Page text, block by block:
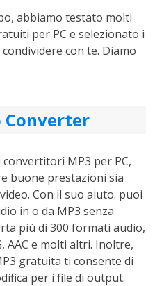
abbiamo testato molti
per PC e selezionato i
con te. Diamo
Converter
MP3 per PC,
buone prestazioni sia
Con il suo aiuto. puoi
in o da MP3 senza
più di 300 formati audio,
AAC e molti altri. Inoltre,
gratuita ti consente di
per i file di output.